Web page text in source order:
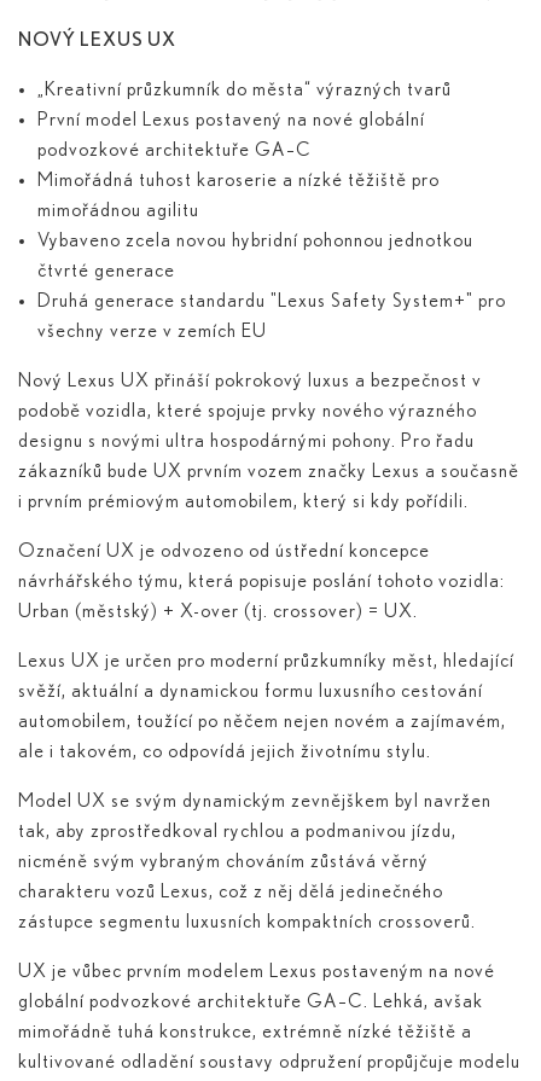
NOVÝ LEXUS UX
„Kreativní průzkumník do města“ výrazných tvarů
První model Lexus postavený na nové globální
podvozkové architektuře GA–C
Mimořádná tuhost karoserie a nízké těžiště pro
mimořádnou agilitu
Vybaveno zcela novou hybridní pohonnou jednotkou
čtvrté generace
Druhá generace standardu "Lexus Safety System+" pro
všechny verze v zemích EU
Nový Lexus UX přináší pokrokový luxus a bezpečnost v
podobě vozidla, které spojuje prvky nového výrazného
designu s novými ultra hospodárnými pohony. Pro řadu
zákazníků bude UX prvním vozem značky Lexus a současně
i prvním prémiovým automobilem, který si kdy pořídili.
Označení UX je odvozeno od ústřední koncepce
návrhářského týmu, která popisuje poslání tohoto vozidla:
Urban (městský) + X-over (tj. crossover) = UX.
Lexus UX je určen pro moderní průzkumníky měst, hledající
svěží, aktuální a dynamickou formu luxusního cestování
automobilem, toužící po něčem nejen novém a zajímavém,
ale i takovém, co odpovídá jejich životnímu stylu.
Model UX se svým dynamickým zevnějškem byl navržen
tak, aby zprostředkoval rychlou a podmanivou jízdu,
nicméně svým vybraným chováním zůstává věrný
charakteru vozů Lexus, což z něj dělá jedinečného
zástupce segmentu luxusních kompaktních crossoverů.
UX je vůbec prvním modelem Lexus postaveným na nové
globální podvozkové architektuře GA–C. Lehká, avšak
mimořádně tuhá konstrukce, extrémně nízké těžiště a
kultivované odladění soustavy odpružení propůjčuje modelu